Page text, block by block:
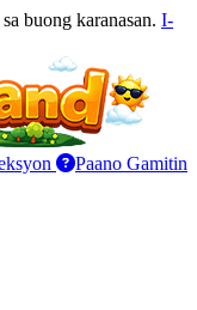
buong karanasan. I-
Paano Gamitin